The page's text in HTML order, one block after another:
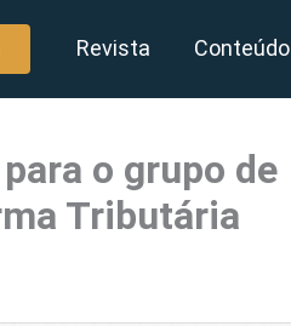
Revista Conteúdo
o grupo de
Tributária